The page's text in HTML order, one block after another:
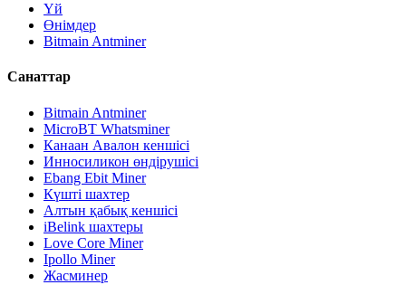
Үй
Өнімдер
Bitmain Antminer
Санаттар
Bitmain Antminer
MicroBT Whatsminer
Канаан Авалон кеншісі
Инносиликон өндірушісі
Ebang Ebit Miner
Күшті шахтер
Алтын қабық кеншісі
iBelink шахтеры
Love Core Miner
Ipollo Miner
Жасминер